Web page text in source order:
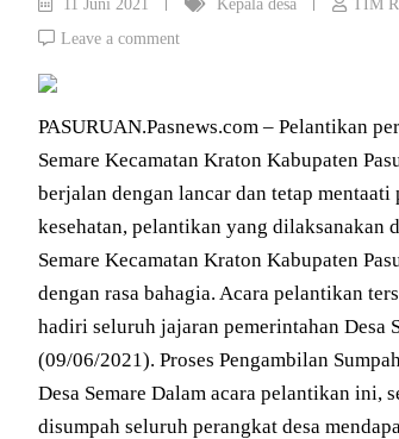
11 Juni 2021 Kepala desa
TIM
Leave a comment
PASURUAN.Pasnews.com – Pelantikan
Semare Kecamatan Kraton Kabupaten
berjalan dengan lancar dan tetap
kesehatan, pelantikan yang dilaksanakan
Semare Kecamatan Kraton Kabupaten
dengan rasa bahagia. Acara pelantikan
hadiri seluruh jajaran pemerintahan Desa
(09/06/2021). Proses Pengambilan
Desa Semare Dalam acara pelantikan ini,
disumpah seluruh perangkat desa